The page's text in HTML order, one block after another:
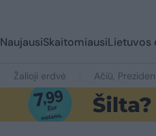
NaujausiSkaitomiausiLietuvos
Žalioji erdvė Ačiū,